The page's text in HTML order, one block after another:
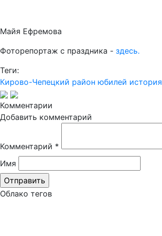
Майя Ефремова
Фоторепортаж с праздника - здесь.
Теги:
Кирово-Чепецкий район юбилей история
Комментарии
Добавить комментарий
Комментарий *
Имя
Облако тегов